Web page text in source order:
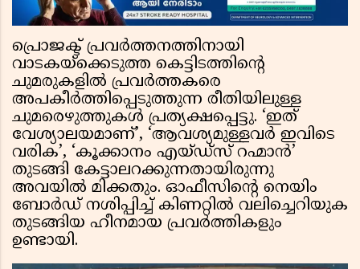
പ്രൊജക്ട് പ്രവർത്തനത്തിനായി
വാടകയ്‌ക്കെടുത്ത കെട്ടിടത്തിന്റെ
ചുമരുകളിൽ പ്രവർത്തകരെ
അപകീർത്തിപ്പെടുത്തുന്ന രീതിയിലുള്ള
ചുമരെഴുത്തുകൾ പ്രത്യക്ഷപ്പെട്ടു. ‘ഇത്
വേശ്യാലയമാണ്’, ‘ആവശ്യമുള്ളവർ ഇവിടെ
വരിക’, ‘കൂക്കാനം എയ്ഡ്‌സ് റഹ്മാൻ’
തുടങ്ങി കേട്ടാലറക്കുന്നതായിരുന്നു
അവയിൽ മിക്കതും. ഓഫീസിന്റെ നെയിം
ബോർഡ് നശിപ്പിച്ച് കിണറ്റിൽ വലിച്ചെറിയുക
തുടങ്ങിയ ഹീനമായ പ്രവർത്തികളും
ഉണ്ടായി.